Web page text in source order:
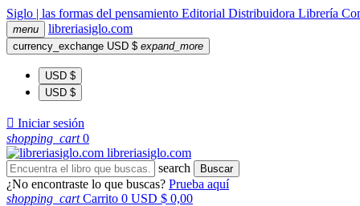
Siglo | las formas del pensamiento Editorial Distribuidora Librería
menu libreriasiglo.com
currency_exchange USD $ expand_more
USD $
USD $
 Iniciar sesión
shopping_cart 0
libreriasiglo.com
search
Buscar
¿No encontraste lo que buscas? Prueba aquí
shopping_cart Carrito 0 USD $ 0,00